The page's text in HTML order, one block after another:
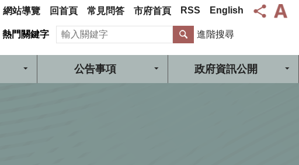
網站導覽 回首頁 常見問答 市府首頁 RSS English
公告事項 政府資訊公開
熱門關鍵字 搜尋 進階搜尋